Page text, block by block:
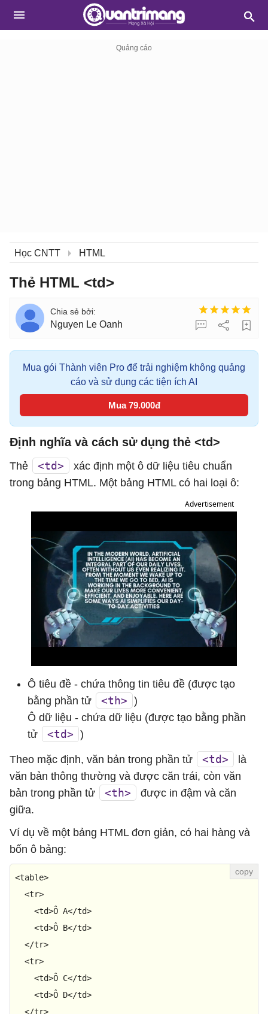
Học CNTT HTML
Thẻ HTML <td>
Nguyen Le Oanh
Mua gói Thành viên Pro để trải nghiệm không quảng
cáo và sử dụng các tiện ích AI
Mua 79.000đ
Định nghĩa và cách sử dụng thẻ <td>
Thẻ <td>
xác định một ô dữ liệu tiêu chuẩn
trong bảng HTML. Một bảng HTML có hai loại ô:
Advertisement
Ô tiêu đề - chứa thông tin tiêu đề (được tạo
bằng phần tử
<th> )
Ô dữ liệu - chứa dữ liệu (được tạo bằng phần
tử
<td> )
Theo mặc định, văn bản trong phần tử <td>
là
văn bản thông thường và được căn trái, còn văn
bản trong phần tử
<th>
được in đậm và căn
giữa.
Ví dụ về một bảng HTML đơn giản, có hai hàng và
bốn ô bảng:
<table>
<tr>
<td>Ô A</td>
<td>Ô B</td>
</tr>
<tr>
<td>Ô C</td>
<td>Ô D</td>
</tr>